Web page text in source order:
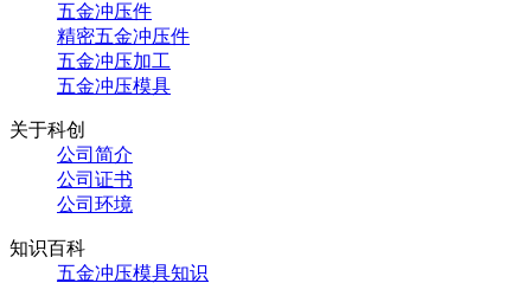
五金冲压件
精密五金冲压件
五金冲压加工
五金冲压模具
关于科创
公司简介
公司证书
公司环境
知识百科
五金冲压模具知识